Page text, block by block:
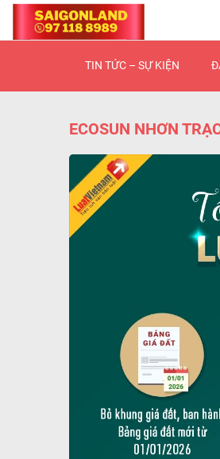
TIN TỨC – SỰ KIỆN
ECOSUN NHƠN